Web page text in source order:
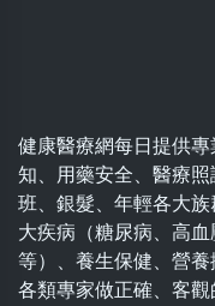
健康醫療網每日提供
知、用藥安全、醫療
班、銀髮、年輕各大
大疾病（糖尿病、高
等）、養生保健、營
各類專家做正確、客